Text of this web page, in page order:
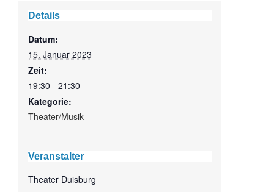
Details
Datum:
15. Januar 2023
Zeit:
19:30 - 21:30
Kategorie:
Theater/Musik
Veranstalter
Theater Duisburg